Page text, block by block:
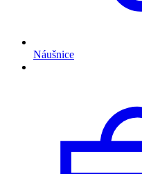
Náušnice